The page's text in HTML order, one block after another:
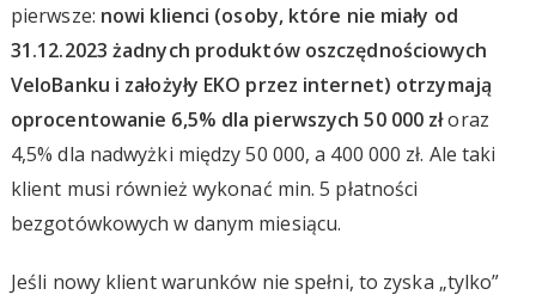
pierwsze: nowi klienci (osoby, które nie miały od
31.12.2023 żadnych produktów oszczędnościowych
VeloBanku i założyły EKO przez internet) otrzymają
oprocentowanie 6,5% dla pierwszych 50 000 złoraz
4,5% dla nadwyżki między 50 000, a 400 000 zł. Ale taki
klient musi również wykonać min. 5 płatności
bezgotówkowych w danym miesiącu.
Jeśli nowy klient warunków nie spełni, to zyska „tylko”